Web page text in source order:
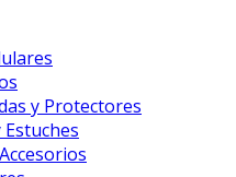
y Protectores
Estuches